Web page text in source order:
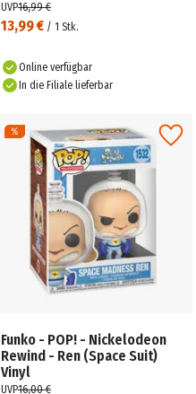
Disney Puzzle für Erwachsene
und Kinder ab 14 Jahren
13,99 € / 1 Stk.
UVP16,99 €
Online verfügbar
In die Filiale lieferbar
Funko - POP! - Nickelodeon
Rewind - Ren (Space Suit)
Vinyl
UVP16,00 €